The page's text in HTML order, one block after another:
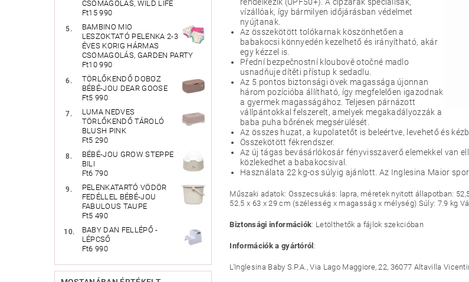
CSOMAGOLÁS, WILD LIFE
Ft15 990
BAMBINO MIO
LESZOKTATÓ PELENKA 2-3
ÉVES KORIG HÁRMAS
CSOMAGOLÁS, GARDEN PARTY
Ft10 990
TÖRLŐKENDŐ DOBOZ
BÉBÉ-JOU DEAR GOOSE
Ft5 990
LUMA NEDVES
TÖRLŐKENDŐ TÁROLÓ
BLUSH PINK
Ft5 290
BÉBÉ-JOU GROW STEPPE
BILI
Ft6 790
PELENKATARTÓ VÖDÖR
FEDÉLLEL BÉBÉ-JOU
FABULOUS TAUPE
Ft5 490
BABY DAN FELLÉPŐ -
LÉPCSŐ
Ft6 990
vízállóak, így bármilyen időjárásban védelmet
nyújtanak.
Az összekötött tolókarnak köszönhetően a
babakocsi könnyedén kezelhető és irányítható, akár
egy kézzel is.
Přední bezpečnostní kloubově otočné madlo
usnadňuje dítěti přístup k sedadlu.
Az 5 pontos biztonsági övek magassága újonnan
három pozícióba állítható, így megfelelően igazodnak
a gyermek magasságához. Teljesen párnázott
vállpántokkal felszerelt, amelyek megakadályozzák a
baba puha bőrének megsérülését.
Az összes huzat, a kupolatetőt is beleértve, levehető és
Összekötött fékrendszer.
Az új tágas bevásárlókosár fényvisszaverő elemekkel van
közlekedhet a babakocsival.
Használata 22 kg-os súlyig ajánlott. Az Inglesina Maior
Műszaki adatok: Összecsukás: lapra, méretek nyitott állapotban:
52.5 x 63 x 29 cm (szélesség x magasság x mélység) Súly: 7.9 kg
Biztonsági információk: Letölthetők a fájlok szekcióban
Információk a gyártóról :
L'Inglesina Baby S.P.A., Via Lago Maggiore, 22, 36077 Altavilla